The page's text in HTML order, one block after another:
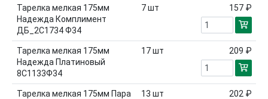
Тарелка мелкая 175мм
Надежда Комплимент
ДБ_2С1734 Ф34
7шт 157 ₽
Тарелка мелкая 175мм
Надежда Платиновый
8С1133Ф34
17шт 209 ₽
Тарелка мелкая 175мм Пара
13 шт 202 ₽